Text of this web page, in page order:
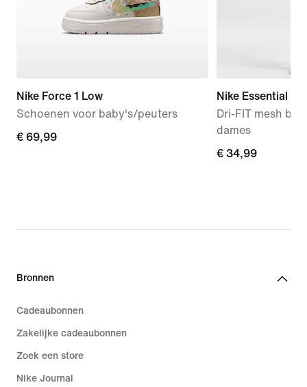
Nike Force 1 Low
Schoenen voor baby's/peuters
€ 69,99
€ 69,99
Nike Essential
Dri-FIT mesh
dames
€ 34,99
€ 34,99
Bronnen
Cadeaubonnen
Zakelijke cadeaubonnen
Zoek een store
Nike Journal